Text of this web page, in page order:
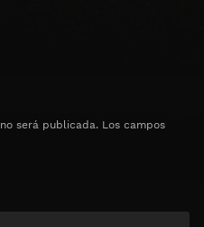
será publicada. Los campos